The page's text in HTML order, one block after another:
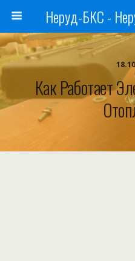
Неруд-БКС -
Как Работает